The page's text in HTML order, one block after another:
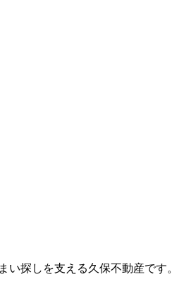
い探しを支える久保不動産です。